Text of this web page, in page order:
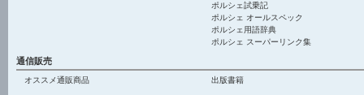
ポルシェ試乗記
ポルシェ オールスペック
ポルシェ用語辞典
ポルシェ スーパーリンク集
通信販売
オススメ通販商品 出版書籍